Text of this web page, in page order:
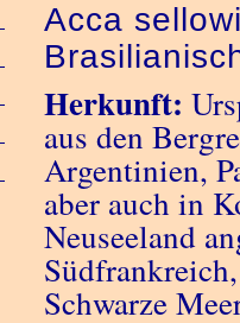
Acca
Herkunft:
aus den
Argentinien,
aber auch in
Neuseeland
Schwarze